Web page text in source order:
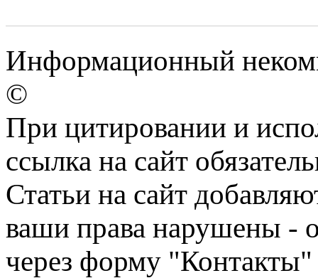
Информационный
©
При цитировании и
ссылка на сайт
Статьи на сайт
ваши права нарушены -
через форму "Контакты"